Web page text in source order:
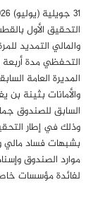
التحقيق الأول
والمالي التمديد
التحفظي مدة
المديرة العامة
والأمانات بثينة بن
السابق للصندوق
وذلك في إطار
بشبهات فساد
موارد الصندوق
لفائدة مؤسسات